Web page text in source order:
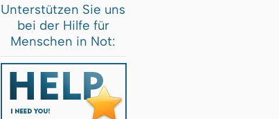
Unterstützen Sie uns
bei der Hilfe für
Menschen in Not: